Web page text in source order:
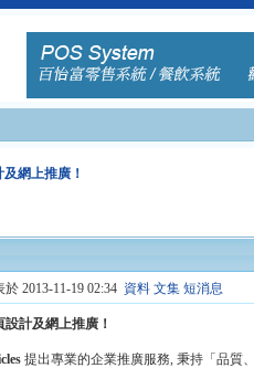
網上推廣！
於 2013-11-19 02:34 資料 文集 短消息
設計及網上推廣！
提出專業的企業推廣服務, 秉持「品質